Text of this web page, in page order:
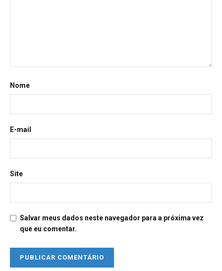
Nome
E-mail
Site
Salvar meus dados neste navegador para a próxima vez
que eu comentar.